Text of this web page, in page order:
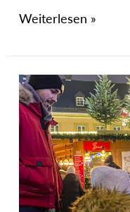
Weiterlesen »
Nikolaus
mit
Herz